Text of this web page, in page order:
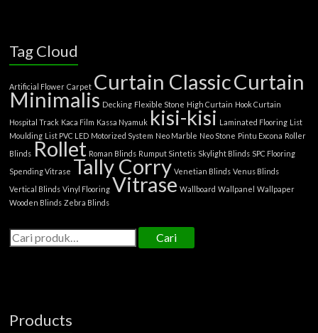
Tag Cloud
Artificial Flower Carpet Curtain ClassicCurtain
Minimalis Decking Flexible Stone High Curtain Hook Curtain
Hospital Track Kaca Film Kassa Nyamuk kisi-kisi Laminated Flooring List
Moulding List PVC LED Motorized System Neo Marble Neo Stone Pintu Excona Roller
Blinds Rollet Roman Blinds Rumput Sintetis Skylight Blinds SPC Flooring
Spending Vitrase Tally Corry Venetian Blinds Venus Blinds
Vertical Blinds Vinyl Flooring Vitrase Wallboard Wallpanel Wallpaper
Wooden Blinds Zebra Blinds
Cari
Products